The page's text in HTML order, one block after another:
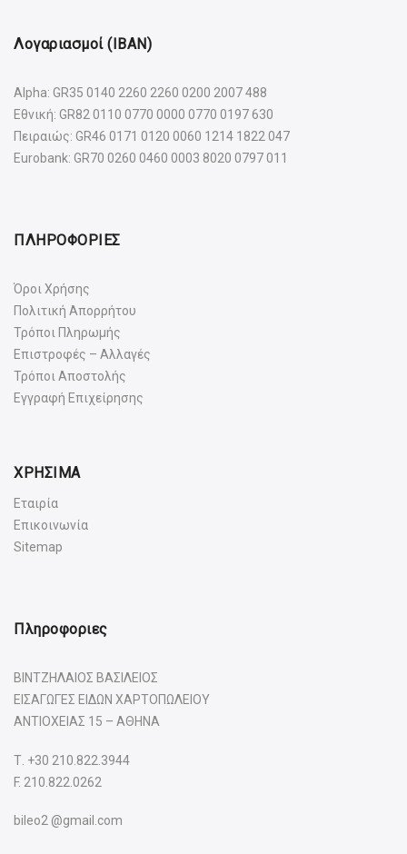
Λογαριασμοί (IBAN)
Alpha: GR35 0140 2260 2260 0200 2007 488
Εθνική: GR82 0110 0770 0000 0770 0197 630
Πειραιώς: GR46 0171 0120 0060 1214 1822 047
Eurobank: GR70 0260 0460 0003 8020 0797 011
ΠΛΗΡΟΦΟΡΙΕΣ
Όροι Χρήσης
Πολιτική Απορρήτου
Τρόποι Πληρωμής
Επιστροφές – Αλλαγές
Τρόποι Αποστολής
Εγγραφή Επιχείρησης
ΧΡΗΣΙΜΑ
Εταιρία
Επικοινωνία
Sitemap
Πληροφοριες
ΒΙΝΤΖΗΛΑΙΟΣ ΒΑΣΙΛΕΙΟΣ
ΕΙΣΑΓΩΓΕΣ ΕΙΔΩΝ ΧΑΡΤΟΠΩΛΕΙΟΥ
ΑΝΤΙΟΧΕΙΑΣ 15 – ΑΘΗΝΑ
Τ. +30 210.822.3944
F. 210.822.0262
bileo2 @gmail.com